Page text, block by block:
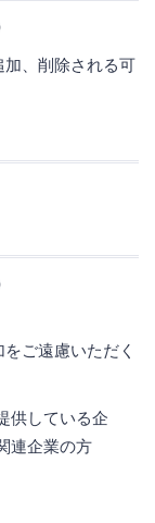
、削除される可
ご遠慮いただく
供している企
連企業の方